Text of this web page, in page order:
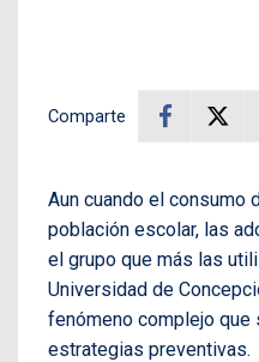
Comparte
Aun cuando el consumo
población escolar, las
el grupo que más las
Universidad de
fenómeno complejo que
estrategias preventivas.